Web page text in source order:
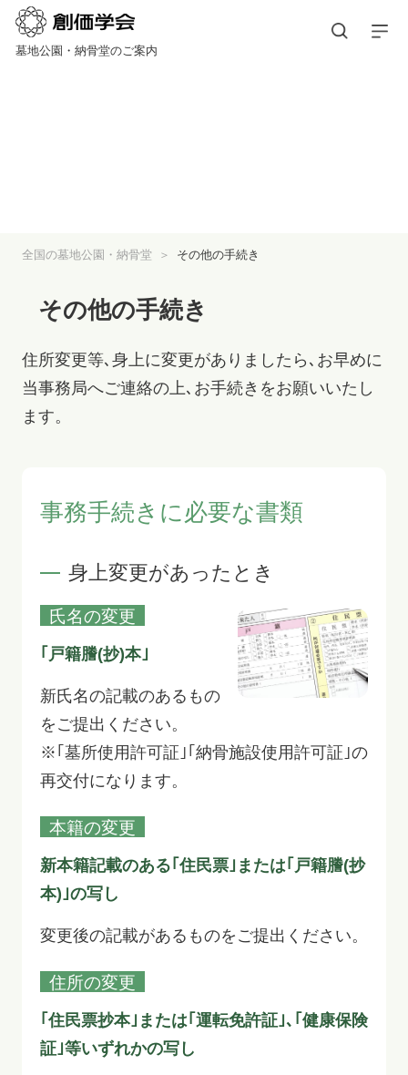
墓地公園・納骨堂のご案内
全国の墓地公園・納骨堂 その他の手続き
その他の手続き
住所変更等､身上に変更がありましたら､お早めに
当事務局へご連絡の上､お手続きをお願いいたし
ます。
事務手続きに必要な書類
身上変更があったとき
氏名の変更
｢戸籍謄(抄)本｣
新氏名の記載のあるもの
をご提出ください。
※｢墓所使用許可証｣｢納骨施設使用許可証｣の
再交付になります。
本籍の変更
新本籍記載のある｢住民票｣または｢戸籍謄(抄
本)｣の写し
変更後の記載があるものをご提出ください。
住所の変更
｢住民票抄本｣または｢運転免許証｣､｢健康保険
証｣等いずれかの写し